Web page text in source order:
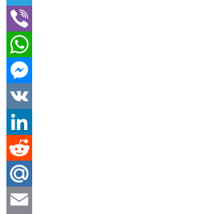
Telegram
Viber
WhatsApp
Messenger
VK
LinkedIn
Reddit
Mail.Ru